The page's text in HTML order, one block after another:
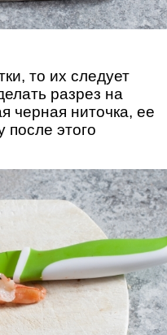
то их следует
разрез на
черная ниточка, ее
после этого